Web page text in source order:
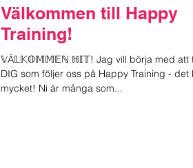
Välkommen till Happy
Training!
𝕍Ä𝕃𝕂𝕆𝕄𝕄𝔼ℕ ℍ𝕀𝕋! Jag vill börja med att
DIG som följer oss på Happy Training - det
mycket! Ni är många som...